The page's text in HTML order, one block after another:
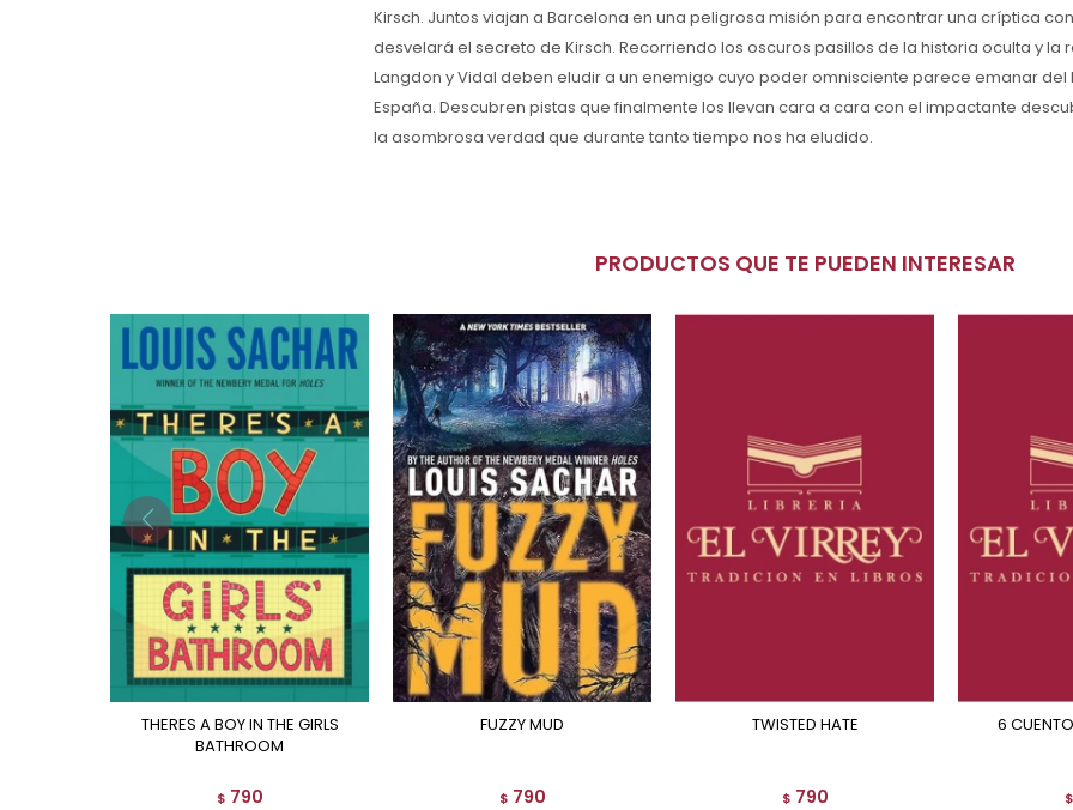
Kirsch. Juntos viajan a Barcelona en una peligrosa misión para encontrar una críptica
desvelará el secreto de Kirsch. Recorriendo los oscuros pasillos de la historia oculta y la
Langdon y Vidal deben eludir a un enemigo cuyo poder omnisciente parece emanar del
España. Descubren pistas que finalmente los llevan cara a cara con el impactante
la asombrosa verdad que durante tanto tiempo nos ha eludido.
PRODUCTOS QUE TE PUEDEN INTERESAR
THERES A BOY IN THE GIRLS
BATHROOM
$ 790
FUZZY MUD
$ 790
TWISTED HATE
$ 790
6
$